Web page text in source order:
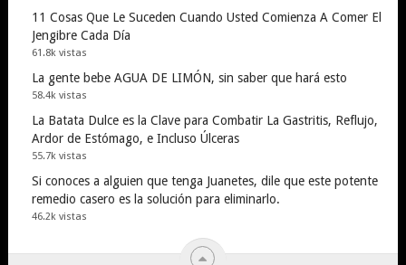
11 Cosas Que Le Suceden Cuando Usted Comienza A Comer El
Jengibre Cada Día
61.8k vistas
La gente bebe AGUA DE LIMÓN, sin saber que hará esto
58.4k vistas
La Batata Dulce es la Clave para Combatir La Gastritis, Reflujo,
Ardor de Estómago, e Incluso Úlceras
55.7k vistas
Si conoces a alguien que tenga Juanetes, dile que este potente
remedio casero es la solución para eliminarlo.
46.2k vistas